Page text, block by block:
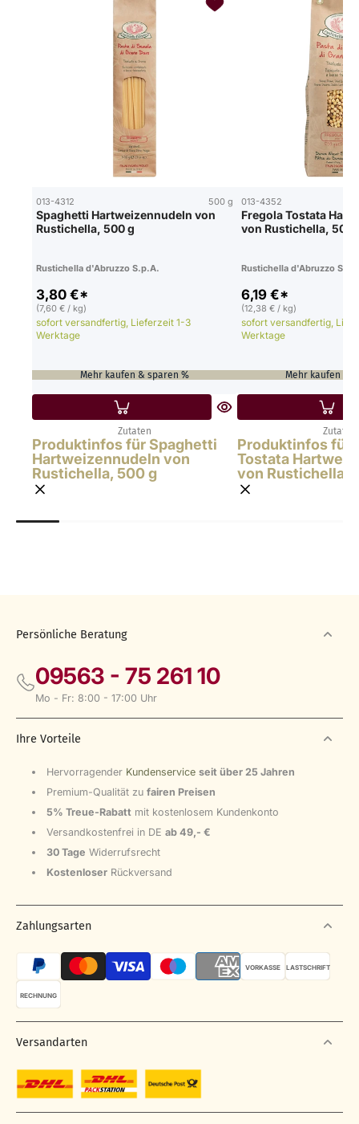
013-4312 500 g
Spaghetti Hartweizennudeln von
Rustichella, 500 g
Rustichella d'Abruzzo S.p.A.
3,80 €*
(7,60 € / kg)
sofort versandfertig, Lieferzeit 1-3
Werktage
Mehr kaufen & sparen %
Zutaten
Produktinfos für Spaghetti
Hartweizennudeln von
Rustichella, 500 g
013-4352
Fregola Tostata
von Rustichella, 500
Rustichella d'Abruzzo
6,19 €*
(12,38 € / kg)
sofort versandfertig,
Werktage
Mehr kaufen &
Zutaten
Produktinfos für
Tostata
von Rustichella,
Persönliche Beratung
09563 - 75 261 10
Mo - Fr: 8:00 - 17:00 Uhr
Ihre Vorteile
Hervorragender Kundenservice seit über 25 Jahren
Premium-Qualität zu fairen Preisen
5% Treue-Rabatt mit kostenlosem Kundenkonto
Versandkostenfrei in DE ab 49,- €
30 Tage Widerrufsrecht
KostenloserRückversand
Zahlungsarten
VORKASSE LASTSCHRIFT
RECHNUNG
Versandarten